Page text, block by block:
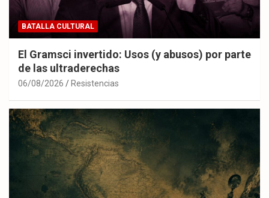
BATALLA CULTURAL
El Gramsci invertido: Usos (y abusos) por parte
de las ultraderechas
06/08/2026 Resistencias